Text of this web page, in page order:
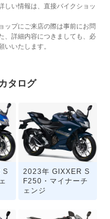
しい情報は、直接バイクショッ
ップにご来店の際は事前にお問
、詳細内容につきましても、必
いいたします。
タログ
S
2023年 GIXXER S
F250・マイナーチ
ェンジ